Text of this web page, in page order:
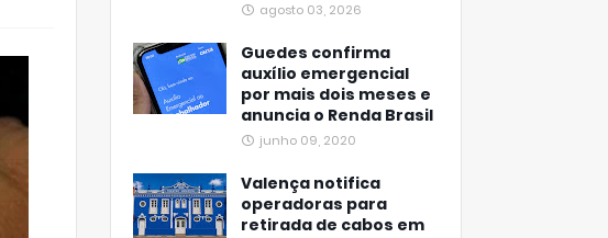
agosto 03, 2026
Guedes confirma
auxílio emergencial
por mais dois meses e
anuncia o Renda Brasil
junho 09, 2020
Valença notifica
operadoras para
retirada de cabos em